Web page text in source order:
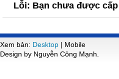
Lỗi: Bạn chưa được
Xem bản: Desktop | Mobile
Design by Nguyễn Công Mạnh.